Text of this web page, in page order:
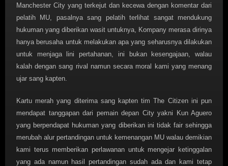
Manchester City yang terkejut dan kecewa dengan komentar dari
pelatih MU, pasalnya sang pelatih terlihat sangat mendukung
hukuman yang diberikan wasit untuknya, Kompany merasa dirinya
hanya berusaha untuk melakukan apa yang seharusnya dilakukan
untuk menjaga lini pertahanan, ini bukan kesengajaan, walau
kalah dengan sang rival namun secara moral kami yang menang
ujar sang kapten.
Kartu merah yang diterima sang kapten tim The Citizen ini pun
mendapat tanggapan dari pemain depan City yakni Kun Aguero
yang berpendapat hukuman yang diberikan ini tidak fair sehingga
merubah alur pertandingan untuk kemenangan MU walau demikian
kami terus memberikan perlawanan untuk mengejar ketinggalan
yang ada namun hasil pertandingan sudah ada dan kami tetap